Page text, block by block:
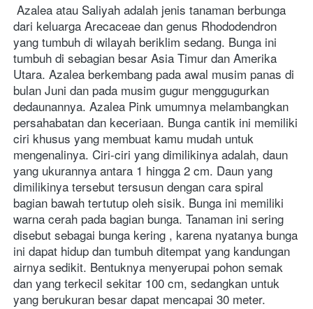
Azalea atau Saliyah adalah jenis tanaman berbunga
dari keluarga Arecaceae dan genus Rhododendron
yang tumbuh di wilayah beriklim sedang. Bunga ini
tumbuh di sebagian besar Asia Timur dan Amerika
Utara. Azalea berkembang pada awal musim panas di
bulan Juni dan pada musim gugur menggugurkan
dedaunannya. Azalea Pink umumnya melambangkan
persahabatan dan keceriaan. Bunga cantik ini memiliki
ciri khusus yang membuat kamu mudah untuk
mengenalinya. Ciri-ciri yang dimilikinya adalah, daun
yang ukurannya antara 1 hingga 2 cm. Daun yang
dimilikinya tersebut tersusun dengan cara spiral
bagian bawah tertutup oleh sisik. Bunga ini memiliki
warna cerah pada bagian bunga. Tanaman ini sering
disebut sebagai bunga kering , karena nyatanya bunga
ini dapat hidup dan tumbuh ditempat yang kandungan
airnya sedikit. Bentuknya menyerupai pohon semak
dan yang terkecil sekitar 100 cm, sedangkan untuk
yang berukuran besar dapat mencapai 30 meter.